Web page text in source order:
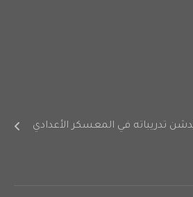
تحت 21 عامًا يدشن تدريباته في المعسكر الأعدادي